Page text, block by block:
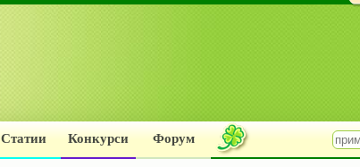
Статии Конкурси Форум